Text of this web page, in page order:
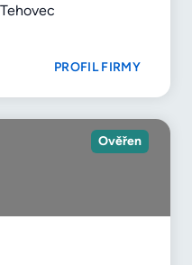
PROFIL FIRMY
Ověřen